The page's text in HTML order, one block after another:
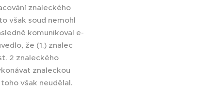
znaleckého
však soud nemohl
komunikoval e-
že (1.) znalec
2 znaleckého
znaleckou
však neudělal.